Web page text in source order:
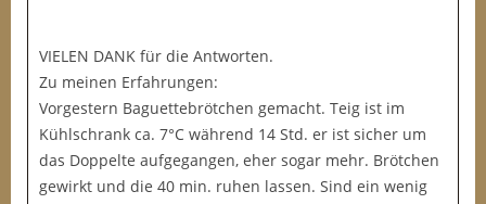
VIELEN DANK für die Antworten.
Zu meinen Erfahrungen:
Vorgestern Baguettebrötchen gemacht. Teig ist im
Kühlschrank ca. 7°C während 14 Std. er ist sicher um
das Doppelte aufgegangen, eher sogar mehr. Brötchen
gewirkt und die 40 min. ruhen lassen. Sind ein wenig